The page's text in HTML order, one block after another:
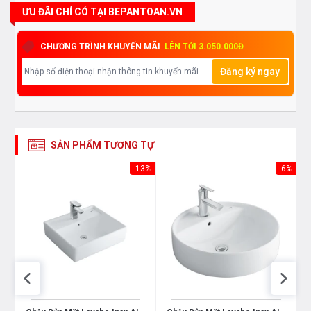
bám dính nên người dùng sẽ an tâm về độ bền cũng
như không lo vấn đề rỉ xét, ô vàng khi sử dụng lâu dài.
Với lớp Nano sẽ giúp thuận tiện hơn trong quá trình vệ
sinh.
Viền ngoài được thiết kế cao hơn so với hố bồn và mặt
dụng
ƯU ĐÃI CHỈ CÓ TẠI BEPANTOAN.VN
CHƯƠNG TRÌNH KHUYẾN MÃI LÊN TỚI 3.050.000Đ
Đăng ký ngay
SẢN PHẨM TƯƠNG TỰ
-13% -6%